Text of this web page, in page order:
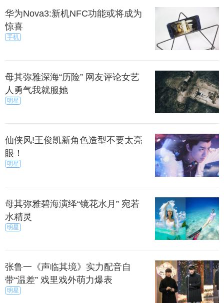
华为Nova3:新机NFC功能或将成为
惊喜
手机
母其弥雅深海“历险” 网友评论女艺
人勇气我就服她
明星
仙侠风!王俊凯新角色造型不要太亮
眼！
明星
母其弥雅碧海演绎“镜花水月” 宛若
水精灵
明星
张鲁一《声临其境》实力配音自
带“温差” 戏里戏外萌力爆表
明星